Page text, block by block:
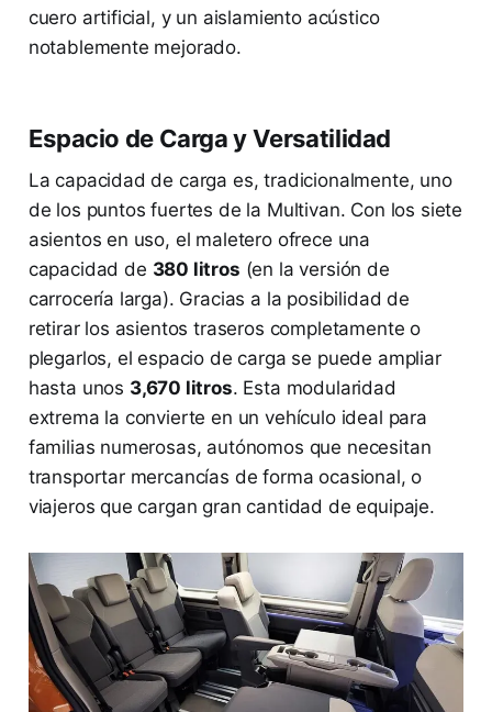
cuero artificial, y un aislamiento acústico
notablemente mejorado.
Espacio de Carga y Versatilidad
La capacidad de carga es, tradicionalmente, uno
de los puntos fuertes de la Multivan. Con los siete
asientos en uso, el maletero ofrece una
capacidad de 380 litros (en la versión de
carrocería larga). Gracias a la posibilidad de
retirar los asientos traseros completamente o
plegarlos, el espacio de carga se puede ampliar
hasta unos 3,670 litros. Esta modularidad
extrema la convierte en un vehículo ideal para
familias numerosas, autónomos que necesitan
transportar mercancías de forma ocasional, o
viajeros que cargan gran cantidad de equipaje.